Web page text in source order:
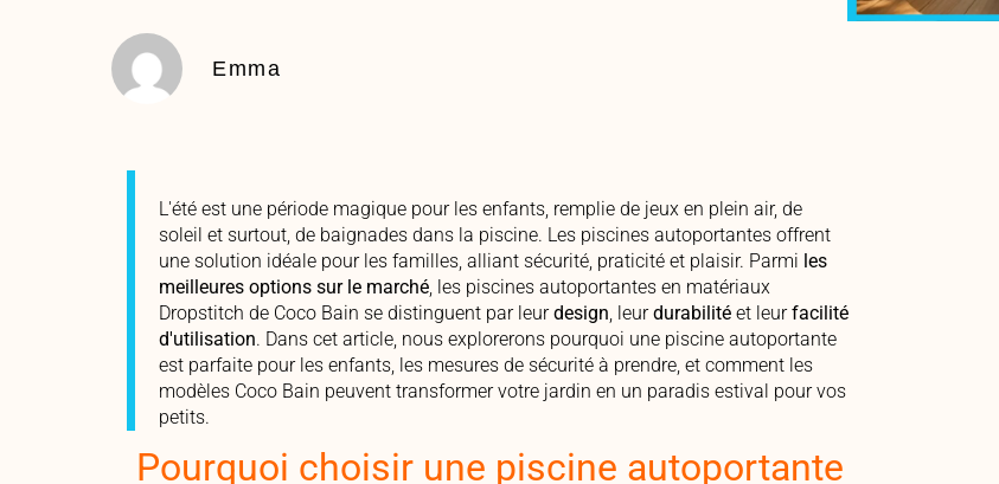
Emma
L'été est une période magique pour les enfants, remplie de jeux en plein air, de
soleil et surtout, de baignades dans la piscine. Les piscines autoportantes offrent
une solution idéale pour les familles, alliant sécurité, praticité et plaisir. Parmi les
meilleures options sur le marché, les piscines autoportantes en matériaux
Dropstitch de Coco Bain se distinguent par leurdesign,leur durabilitéet leurfacilité
d'utilisation. Dans cet article, nous explorerons pourquoi une piscine autoportante
est parfaite pour les enfants, les mesures de sécurité à prendre, et comment les
modèles Coco Bain peuvent transformer votre jardin en un paradis estival pour vos
petits.
Pourquoi choisir une piscine autoportante